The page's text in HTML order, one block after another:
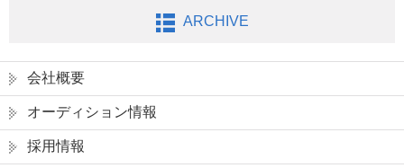
ARCHIVE
会社概要
オーディション情報
採用情報